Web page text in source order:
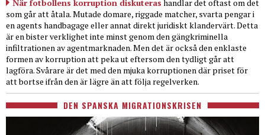
När fotbollens korruption diskuteras handlar det oftast om det
som går att åtala. Mutade domare, riggade matcher, svarta pengar i
en agents handbagage eller annat direkt juridiskt klandervärt. Detta
är en bister verklighet inte minst genom den gängkriminella
infiltrationen av agentmarknaden. Men det är också den enklaste
formen av korruption att peka ut eftersom den tydligt går att
lagföra. Svårare är det med den mjuka korruptionen där priset för
att bortse ifrån den är lägre än att följa regelverken.
DEN SPANSKA MIGRATIONSKRISEN